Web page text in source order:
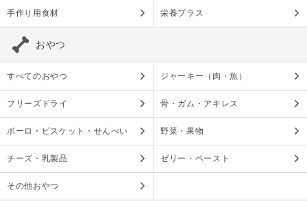
手作り用食材 栄養プラス
おやつ
すべてのおやつ ジャーキー（肉・魚）
フリーズドライ 骨・ガム・アキレス
ボーロ・ビスケット・せんべい 野菜・果物
チーズ・乳製品 ゼリー・ペースト
その他おやつ